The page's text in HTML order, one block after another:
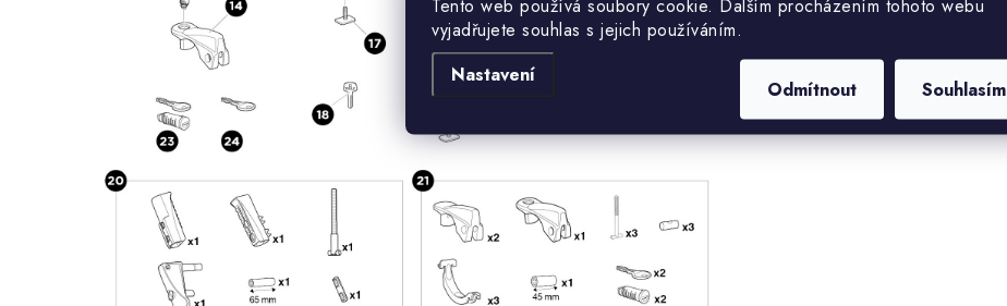
vyjadřujete souhlas s jejich používáním.
Nastavení
Odmítnout Souhlasím